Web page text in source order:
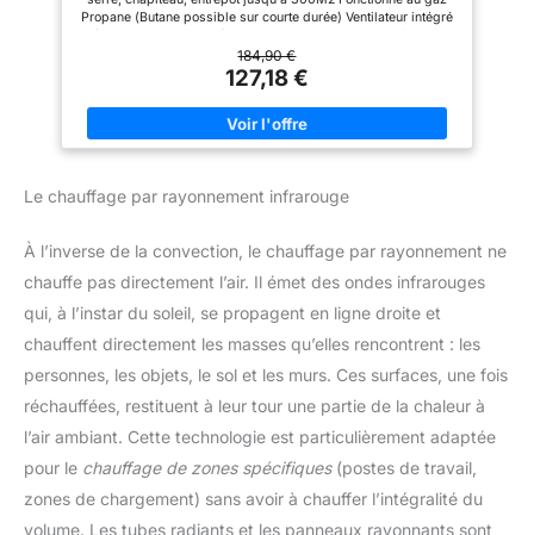
Propane (Butane possible sur courte durée) Ventilateur intégré
surchauffe et coupure gaz Compact et portatif; design auto
stable Détendeur CE 700mbar et tuyau fourni
184,90 €
127,18 €
Le chauffage par rayonnement infrarouge
À l’inverse de la convection, le chauffage par rayonnement ne
chauffe pas directement l’air. Il émet des ondes infrarouges
qui, à l’instar du soleil, se propagent en ligne droite et
chauffent directement les masses qu’elles rencontrent : les
personnes, les objets, le sol et les murs. Ces surfaces, une fois
réchauffées, restituent à leur tour une partie de la chaleur à
l’air ambiant. Cette technologie est particulièrement adaptée
pour le chauffage de zones spécifiques(postes de travail,
zones de chargement) sans avoir à chauffer l’intégralité du
volume. Les tubes radiants et les panneaux rayonnants sont